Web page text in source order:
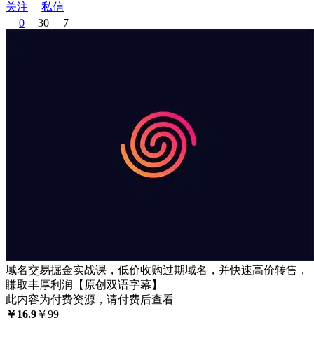
关注
私信
0
30 7
域名交易掘金实战课，低价收购过期域名，并快速高价转售，
賺取丰厚利润【原创双语字幕】
此内容为付费资源，请付费后查看
￥16.9 ￥99